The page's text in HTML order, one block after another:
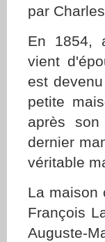
par
En 1854,
vient
est
petite
après
dernier
véritable
La maison
François
Auguste-